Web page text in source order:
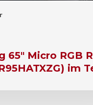
65″ Micro RGB
im